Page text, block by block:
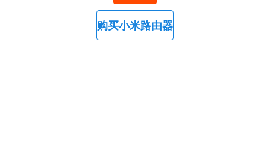
购买小米路由器